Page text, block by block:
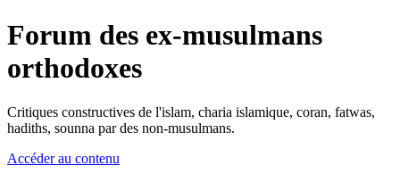
Forum des ex-musulmans
orthodoxes
Critiques constructives de l'islam, charia islamique, coran, fatwas,
hadiths, sounna par des non-musulmans.
Accéder au contenu